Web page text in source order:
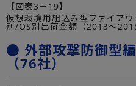
【図表3－19】
仮想環境用組込み型ファイア
別/OS別出荷金額（2013～
● 外部攻撃防御型
（76社）